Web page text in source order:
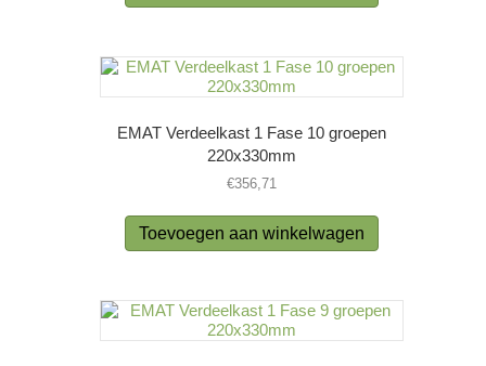
EMAT Verdeelkast 1 Fase 10 groepen
220x330mm
€356,71
Toevoegen aan winkelwagen